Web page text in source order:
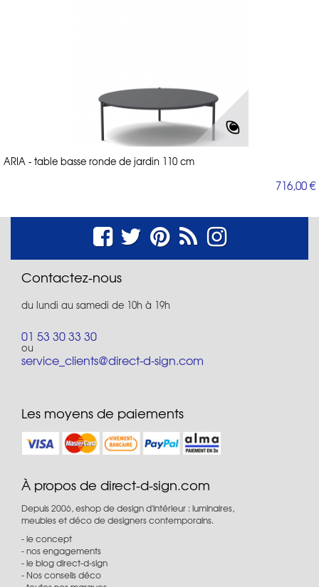
ARIA - table basse ronde de jardin 110 cm
716,00 €
Contactez-nous
du lundi au samedi de 10h à 19h
01 53 30 33 30
ou
service_clients@direct-d-sign.com
Les moyens de paiements
À propos de direct-d-sign.com
Depuis 2006, eshop de design d'intérieur : luminaires,
meubles et déco de designers contemporains.
le concept
nos engagements
le blog direct-d-sign
Nos conseils déco